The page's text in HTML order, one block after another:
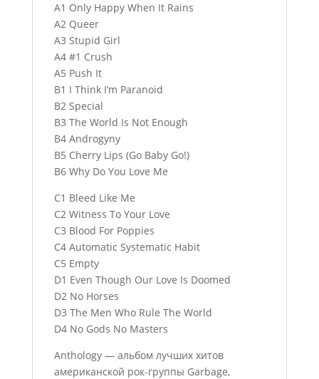
A1 Only Happy When It Rains
A2 Queer
A3 Stupid Girl
A4 #1 Crush
A5 Push It
B1 I Think I’m Paranoid
B2 Special
B3 The World Is Not Enough
B4 Androgyny
B5 Cherry Lips (Go Baby Go!)
B6 Why Do You Love Me
C1 Bleed Like Me
C2 Witness To Your Love
C3 Blood For Poppies
C4 Automatic Systematic Habit
C5 Empty
D1 Even Though Our Love Is Doomed
D2 No Horses
D3 The Men Who Rule The World
D4 No Gods No Masters
Anthology — альбом лучших хитов
американской рок-группы Garbage,